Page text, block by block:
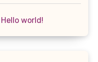
Hello world!